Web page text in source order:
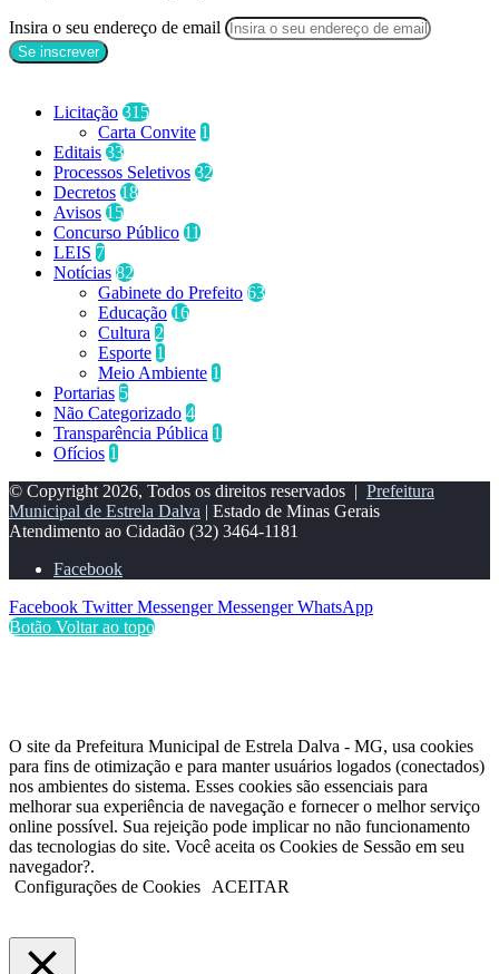
Insira o seu endereço de email
Licitação 315
Carta Convite 1
Editais 33
Processos Seletivos 32
Decretos 18
Avisos 15
Concurso Público 11
LEIS 7
Notícias 82
Gabinete do Prefeito 63
Educação 16
Cultura 2
Esporte 1
Meio Ambiente 1
Portarias 5
Não Categorizado 4
Transparência Pública 1
Ofícios 1
© Copyright 2026, Todos os direitos reservados | Prefeitura
Municipal de Estrela Dalva | Estado de Minas Gerais
Atendimento ao Cidadão (32) 3464-1181
Facebook
Facebook Twitter Messenger Messenger WhatsApp
Botão Voltar ao topo
O site da Prefeitura Municipal de Estrela Dalva - MG, usa cookies
para fins de otimização e para manter usuários logados (conectados)
nos ambientes do sistema. Esses cookies são essenciais para
melhorar sua experiência de navegação e fornecer o melhor serviço
online possível. Sua rejeição pode implicar no não funcionamento
das tecnologias do site. Você aceita os Cookies de Sessão em seu
navegador?.
Configurações de Cookies ACEITAR